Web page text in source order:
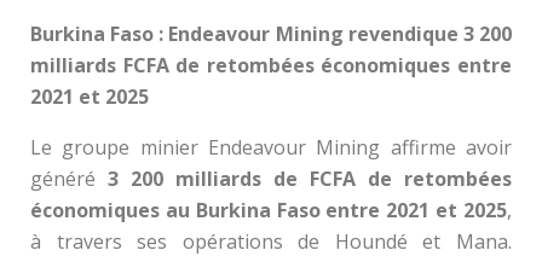
Burkina Faso : Endeavour Mining revendique 3 200
milliards FCFA de retombées économiques entre
2021 et 2025
Le groupe minier Endeavour Mining affirme avoir
généré 3 200 milliards de FCFA de retombées
économiques au Burkina Faso entre 2021 et 2025,
à travers ses opérations de Houndé et Mana.